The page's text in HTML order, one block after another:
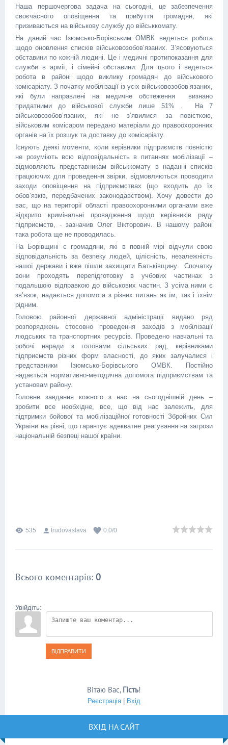
Наша першочергова задача на сьогодні, це забезпечення
своєчасного оповіщення та прибуття громадян, які
призиваються на військову службу до військкомату.
На даний час Ізюмсько-Борівським ОМВК ведеться робота
щодо оновлення списків військовозобов’язаних. З’ясовуються
обставини по кожній людині. Це і медичні протипоказання для
служби в армії, і сімейні обставини. Для цього і ведеться
робота в районі щодо виклику громадян до військового
комісаріату. З початку мобілізації із усіх військовозобов’язаних,
які були направлені на медичне обстеження визнано
придатними до військової служби лише 51% . На 7
військовозобов’язаних, які не з’явилися за повісткою,
військовим комісаром передано матеріали до правоохоронних
органів на їх розшук та доставку до комісаріату.
Існують деякі моменти, коли керівники підприємств повністю
не розуміють всю відповідальність в питаннях мобілізації –
відмовляють представникам військкомату в наданні списків
працюючих для проведення звірки, відмовляються проводити
заходи оповіщення на підприємствах (що входить до їх
обов’язків, передбачених законодавством). Хочу довести до
вас, що на території області правоохоронними органами вже
відкрито кримінальні провадження щодо керівників ряду
підприємств, - зазначив Олег Вікторович. В нашому районі
така робота ще не проводилась.
На Борівщині є громадяни, які в повній мірі відчули свою
відповідальність за безпеку людей, цілісність, незалежність
нашої держави і вже пішли захищати Батьківщину. Спочатку
вони проходять перепідготовку в учбових частинах з
подальшою відправкою до військових частин. З усіма ними є
зв’язок, надається допомога з різних питань як їм, так і їхнім
рідним.
Головою районної державної адміністрації видано ряд
розпоряджень стосовно проведення заходів з мобілізації
людських та транспортних ресурсів. Проведено навчальні та
робочі наради з головами сільських рад, керівниками
підприємств різних форм власності, до яких залучалися і
представники Ізюмсько-Борівського ОМВК. Постійно
надається нормативно-методична допомога підприємствам та
установам району.
Головне завдання кожного з нас на сьогоднішній день –
зробити все необхідне, все, що від нас залежить, для
підтримки бойової та мобілізаційної готовності Збройних Сил
України на рівні, що гарантує адекватне реагування на загрози
національній безпеці нашої країни.
535 trudovaslava 0.0/0
Всього коментарів: 0
Увійдіть:
ВІДПРАВИТИ
Вітаю Вас, Гість!
Реєстрація Вхід
ВХІД НА САЙТ